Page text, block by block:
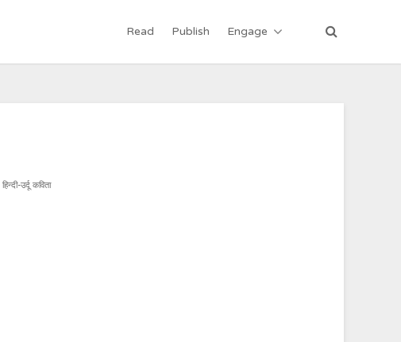
Read Publish Engage
हिन्दी-उर्दू कविता